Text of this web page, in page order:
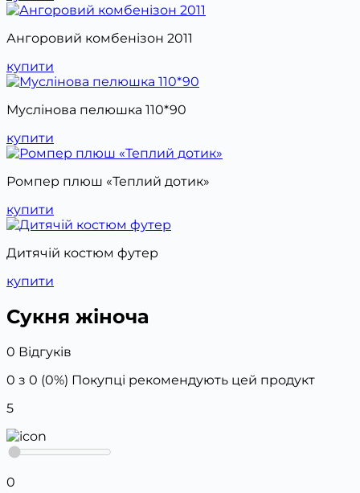
Ангоровий комбенізон 2011
купити
Муслінова пелюшка 110*90
купити
Ромпер плюш «Теплий дотик»
купити
Дитячій костюм футер
купити
Сукня жіноча
0 Відгуків
0 з 0 (0%) Покупці рекомендують цей продукт
5
0